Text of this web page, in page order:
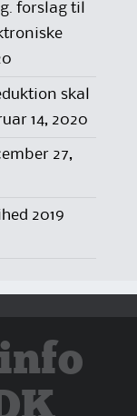
forslag til
skal
14, 2020
27,
2019